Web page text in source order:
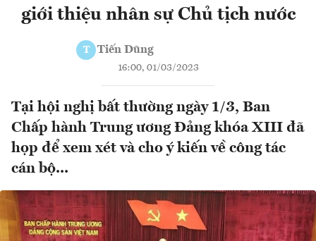
giới thiệu nhân sự Chủ tịch nước
T Tiến Dũng
16:00, 01/03/2023
Tại hội nghị bất thường ngày 1/3, Ban
Chấp hành Trung ương Đảng khóa XIII đã
họp để xem xét và cho ý kiến về công tác
cán bộ...